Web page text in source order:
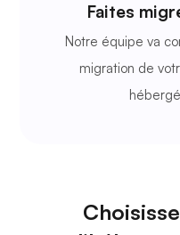
Faites
Notre équipe va
migration de